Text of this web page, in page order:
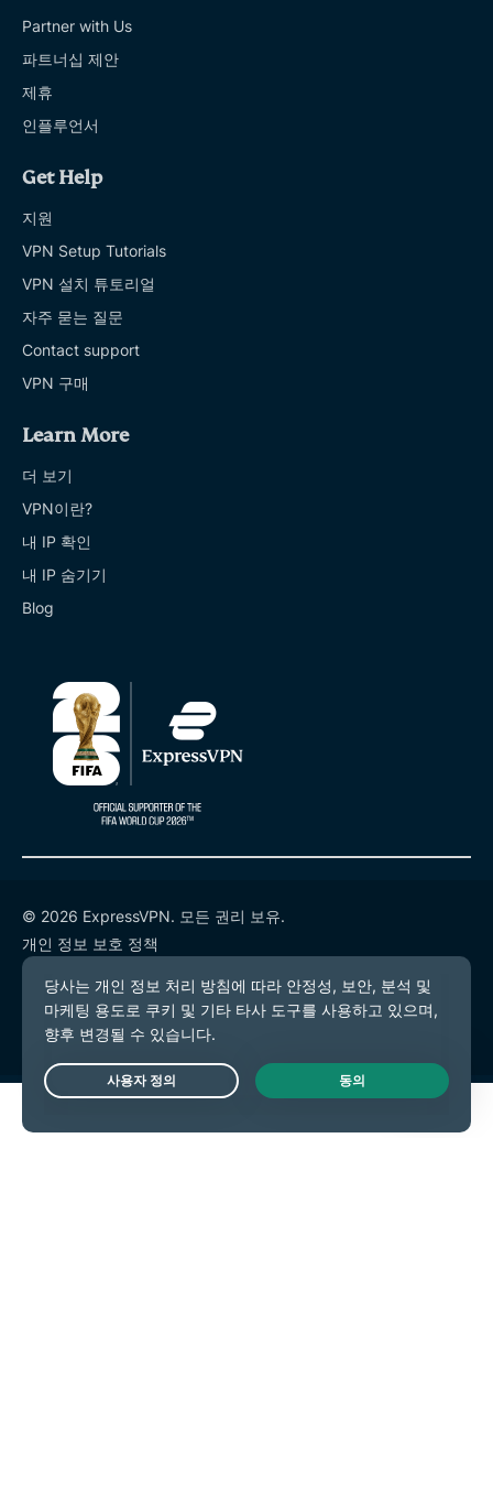
Partner with Us
파트너십 제안
제휴
인플루언서
Get Help
지원
VPN Setup Tutorials
VPN 설치 튜토리얼
자주 묻는 질문
Contact support
VPN 구매
Learn More
더 보기
VPN이란?
내 IP 확인
내 IP 숨기기
Blog
© 2026 ExpressVPN. 모든 권리 보유.
개인 정보 보호 정책
서비스 약관
쿠키 기본 설정
Live Chat